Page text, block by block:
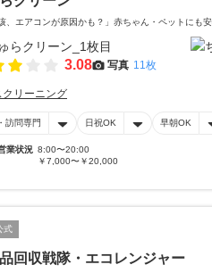
咳、エアコンが原因かも？」赤ちゃん・ペットに
3.08 写真 11枚
クリーニング
訪問専門 日祝OK 早朝OK
業状況 8:00〜20:00
￥7,000〜￥20,000
式
回収戦隊・エコレンジャー